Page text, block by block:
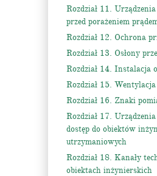
Rozdział 11. Urządzenia
przed porażeniem
Rozdział 12. Ochrona
Rozdział 13. Osłony
Rozdział 14. Instalacja
Rozdział 15. Wentylacja
Rozdział 16. Znaki
Rozdział 17.
dostęp do obiektów
utrzymaniowych
Rozdział 18. Kanały
obiektach inżynierskich